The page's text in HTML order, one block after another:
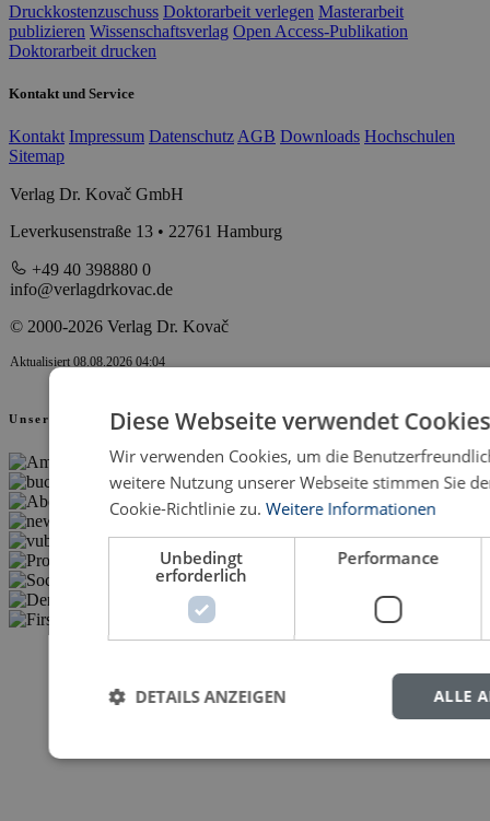
Druckkostenzuschuss Doktorarbeit verlegen Masterarbeit
publizieren Wissenschaftsverlag Open Access-Publikation
Doktorarbeit drucken
Kontakt und Service
Kontakt Impressum Datenschutz AGB Downloads Hochschulen
Sitemap
Verlag Dr. Kovač GmbH
Leverkusenstraße 13 • 22761 Hamburg
+49 40 398880 0
info@verlagdrkovac.de
© 2000-2026 Verlag Dr. Kovač
Aktualisiert 08.08.2026 04:04
Unsere PartnerDiese Webseite verwendet
Wir verwenden Cookies, um die
weitere Nutzung unserer Webseite stimmen Sie
Cookie-Richtlinie zu. Weitere Informationen
Unbedingt
erforderlich
Performance
ALLE
DETAILS ANZEIGEN